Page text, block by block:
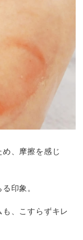
、摩擦を感じ
印象。
、こすらずキレ